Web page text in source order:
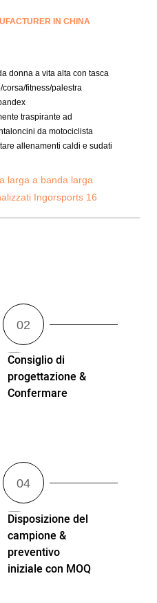
IN CHINA
donna a vita alta con tasca
fitness/palestra
traspirante ad
da motociclista
allenamenti caldi e sudati
Consiglio di
progettazione &
Confermare
Disposizione del
campione &
preventivo
iniziale con MOQ